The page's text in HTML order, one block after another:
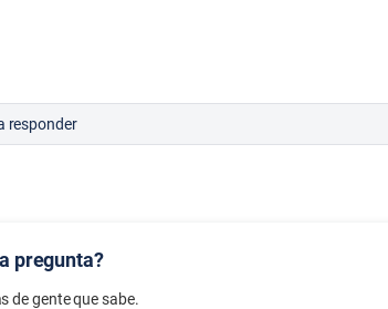
responder
pregunta?
de gente que sabe.